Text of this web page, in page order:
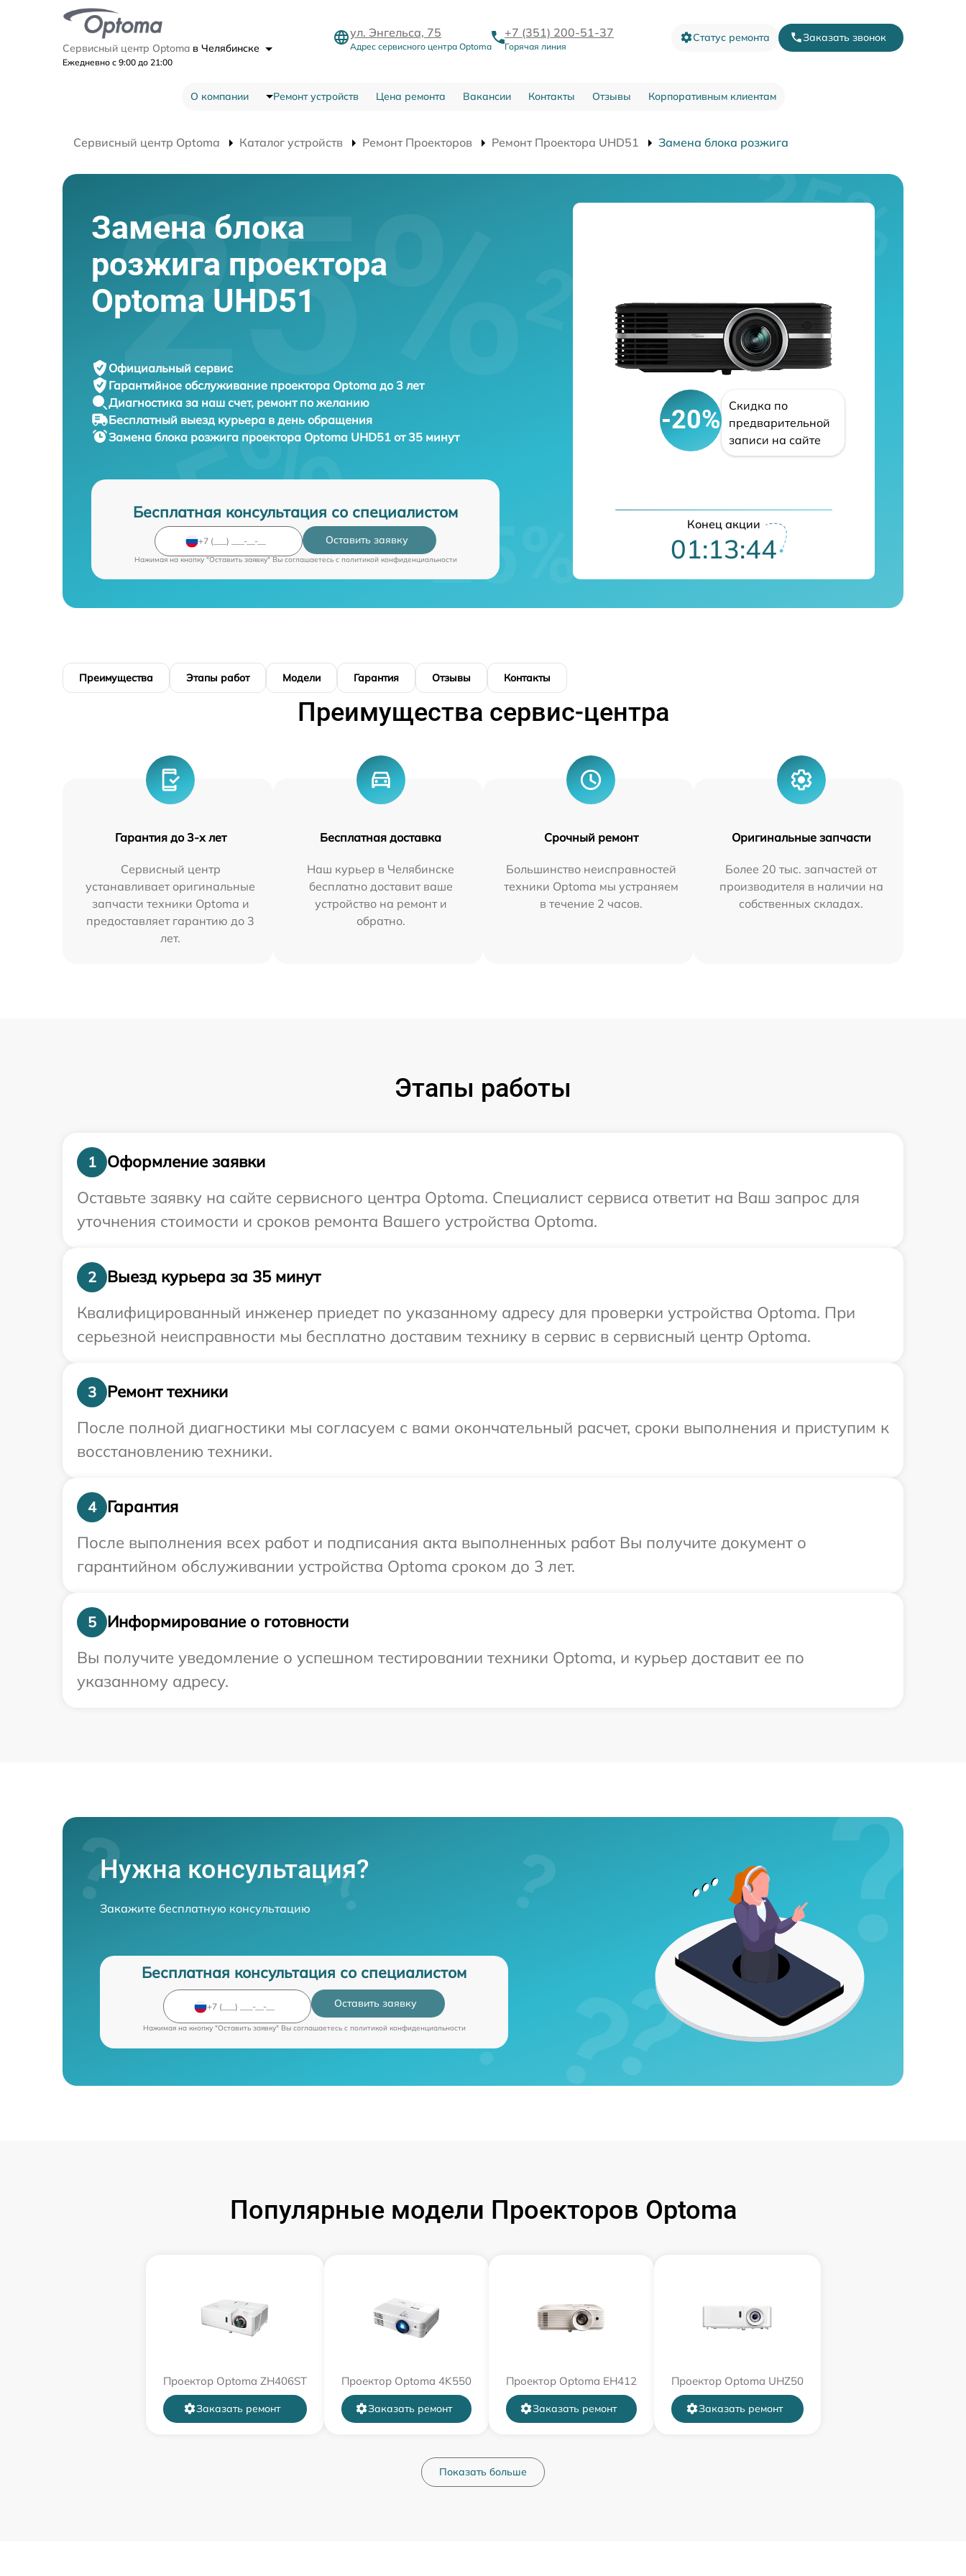
Сервисный центр Optoma в Челябинске
Ежедневно с 9:00 до 21:00
ул. Энгельса, 75
Адрес сервисного центра Optoma
+7 (351) 200-51-37
Горячая линия
Статус ремонта Заказать звонок
О компании Ремонт устройств Цена ремонта Вакансии Контакты Отзывы Корпоративным клиентам
Сервисный центр Optoma Каталог устройств Ремонт Проекторов Ремонт Проектора UHD51 Замена блока розжига
Замена блока
розжига проектора
Optoma UHD51
Официальный сервис
Гарантийное обслуживание проектора Optoma до 3 лет
Диагностика за наш счет, ремонт по желанию
Бесплатный выезд курьера в день обращения
Замена блока розжига проектора Optoma UHD51 от 35 минут
Бесплатная консультация со специалистом
Оставить заявку
Нажимая на кнопку "Оставить заявку" Вы соглашаетесь c политикой конфиденциальности
-20%
Скидка по
предварительной
записи на сайте
Конец акции
01:13:43
Преимущества Этапы работ Модели Гарантия Отзывы Контакты
Преимущества сервис-центра
Гарантия до 3-х лет
Сервисный центр
устанавливает оригинальные
запчасти техники Optoma и
предоставляет гарантию до 3
лет.
Бесплатная доставка
Наш курьер в Челябинске
бесплатно доставит ваше
устройство на ремонт и
обратно.
Срочный ремонт
Большинство неисправностей
техники Optoma мы устраняем
в течение 2 часов.
Оригинальные запчасти
Более 20 тыс. запчастей от
производителя в наличии на
собственных складах.
Этапы работы
1
Оформление заявки
Оставьте заявку на сайте сервисного центра Optoma. Специалист сервиса ответит на Ваш запрос для
уточнения стоимости и сроков ремонта Вашего устройства Optoma.
2
Выезд курьера за 35 минут
Квалифицированный инженер приедет по указанному адресу для проверки устройства Optoma. При
серьезной неисправности мы бесплатно доставим технику в сервис в сервисный центр Optoma.
3
Ремонт техники
После полной диагностики мы согласуем с вами окончательный расчет, сроки выполнения и приступим к
восстановлению техники.
4
Гарантия
После выполнения всех работ и подписания акта выполненных работ Вы получите документ о
гарантийном обслуживании устройства Optoma сроком до 3 лет.
5
Информирование о готовности
Вы получите уведомление о успешном тестировании техники Optoma, и курьер доставит ее по
указанному адресу.
Нужна консультация?
Закажите бесплатную консультацию
Бесплатная консультация со специалистом
Оставить заявку
Нажимая на кнопку "Оставить заявку" Вы соглашаетесь c политикой конфиденциальности
Популярные модели Проекторов Optoma
Проектор Optoma ZH406ST
Заказать ремонт
Проектор Optoma 4K550
Заказать ремонт
Проектор Optoma EH412
Заказать ремонт
Проектор Optoma UHZ50
Заказать ремонт
Показать больше